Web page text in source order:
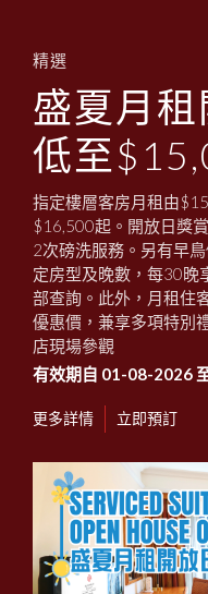
精選
盛夏月
低至
指定樓層客房月租由
$16,500起。開放日獎
2次磅洗服務。另有早
定房型及晚數，每30晚
部查詢。此外，月租住
優惠價，兼享多項特別
店現場參觀
有效期自 01-08-2026
更多詳情 立即預訂